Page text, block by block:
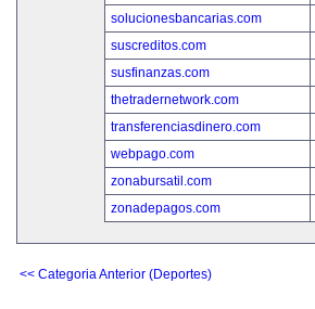
solucionesbancarias.com
suscreditos.com
susfinanzas.com
thetradernetwork.com
transferenciasdinero.com
webpago.com
zonabursatil.com
zonadepagos.com
<< Categoria Anterior (Deportes)